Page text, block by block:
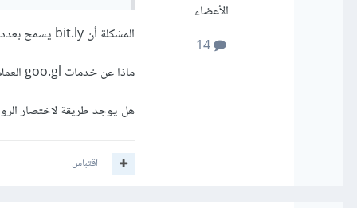
الأعضاء
المشكلة أن bit.ly يسمح بعدد معين من الروابط المختصرة ثم تصبح الخدمة "مدفوعة الثمن" بعد ذلك.
ماذا عن خدمات goo.gl العملاقة؟
هل يوجد طريقة لاختصار
اقتباس